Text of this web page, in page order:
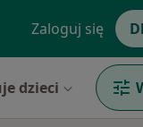
Zaloguj się
dzieci